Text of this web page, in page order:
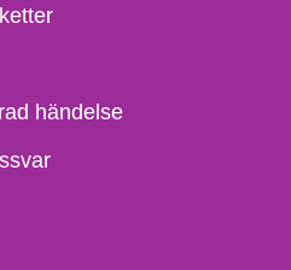
händelse